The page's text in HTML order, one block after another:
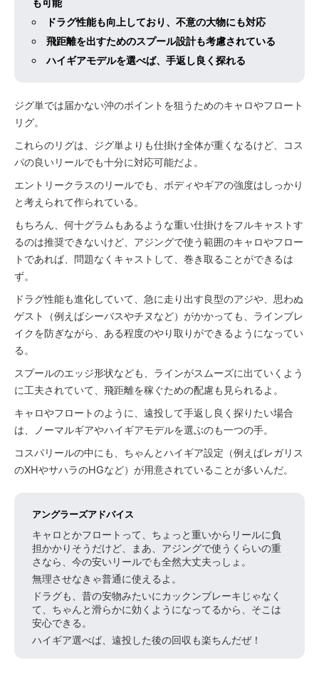
も可能
ドラグ性能も向上しており、不意の大物にも対応
飛距離を出すためのスプール設計も考慮されている
ハイギアモデルを選べば、手返し良く探れる
ジグ単では届かない沖のポイントを狙うためのキャロやフロート
リグ。
これらのリグは、ジグ単よりも仕掛け全体が重くなるけど、コス
パの良いリールでも十分に対応可能だよ。
エントリークラスのリールでも、ボディやギアの強度はしっかり
と考えられて作られている。
もちろん、何十グラムもあるような重い仕掛けをフルキャストす
るのは推奨できないけど、アジングで使う範囲のキャロやフロー
トであれば、問題なくキャストして、巻き取ることができるは
ず。
ドラグ性能も進化していて、急に走り出す良型のアジや、思わぬ
ゲスト（例えばシーバスやチヌなど）がかかっても、ラインブレ
イクを防ぎながら、ある程度のやり取りができるようになってい
る。
スプールのエッジ形状なども、ラインがスムーズに出ていくよう
に工夫されていて、飛距離を稼ぐための配慮も見られるよ。
キャロやフロートのように、遠投して手返し良く探りたい場合
は、ノーマルギアやハイギアモデルを選ぶのも一つの手。
コスパリールの中にも、ちゃんとハイギア設定（例えばレガリス
のXHやサハラのHGなど）が用意されていることが多いんだ。
アングラーズアドバイス
キャロとかフロートって、ちょっと重いからリールに負
担かかりそうだけど、まあ、アジングで使うくらいの重
さなら、今の安いリールでも全然大丈夫っしょ。
無理させなきゃ普通に使えるよ。
ドラグも、昔の安物みたいにカックンブレーキじゃなく
て、ちゃんと滑らかに効くようになってるから、そこは
安心できる。
ハイギア選べば、遠投した後の回収も楽ちんだぜ！